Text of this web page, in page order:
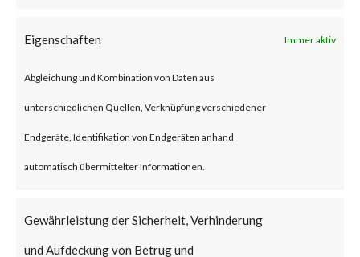
Eigenschaften Immer aktiv
Abgleichung und Kombination von Daten aus
unterschiedlichen Quellen, Verknüpfung verschiedener
Endgeräte, Identifikation von Endgeräten anhand
automatisch übermittelter Informationen.
Gewährleistung der Sicherheit, Verhinderung
und Aufdeckung von Betrug und
together may allow attackers to
for authentication on the
compromised system. Both
vulnerabilities have been added
to CISA’s Known Exploited